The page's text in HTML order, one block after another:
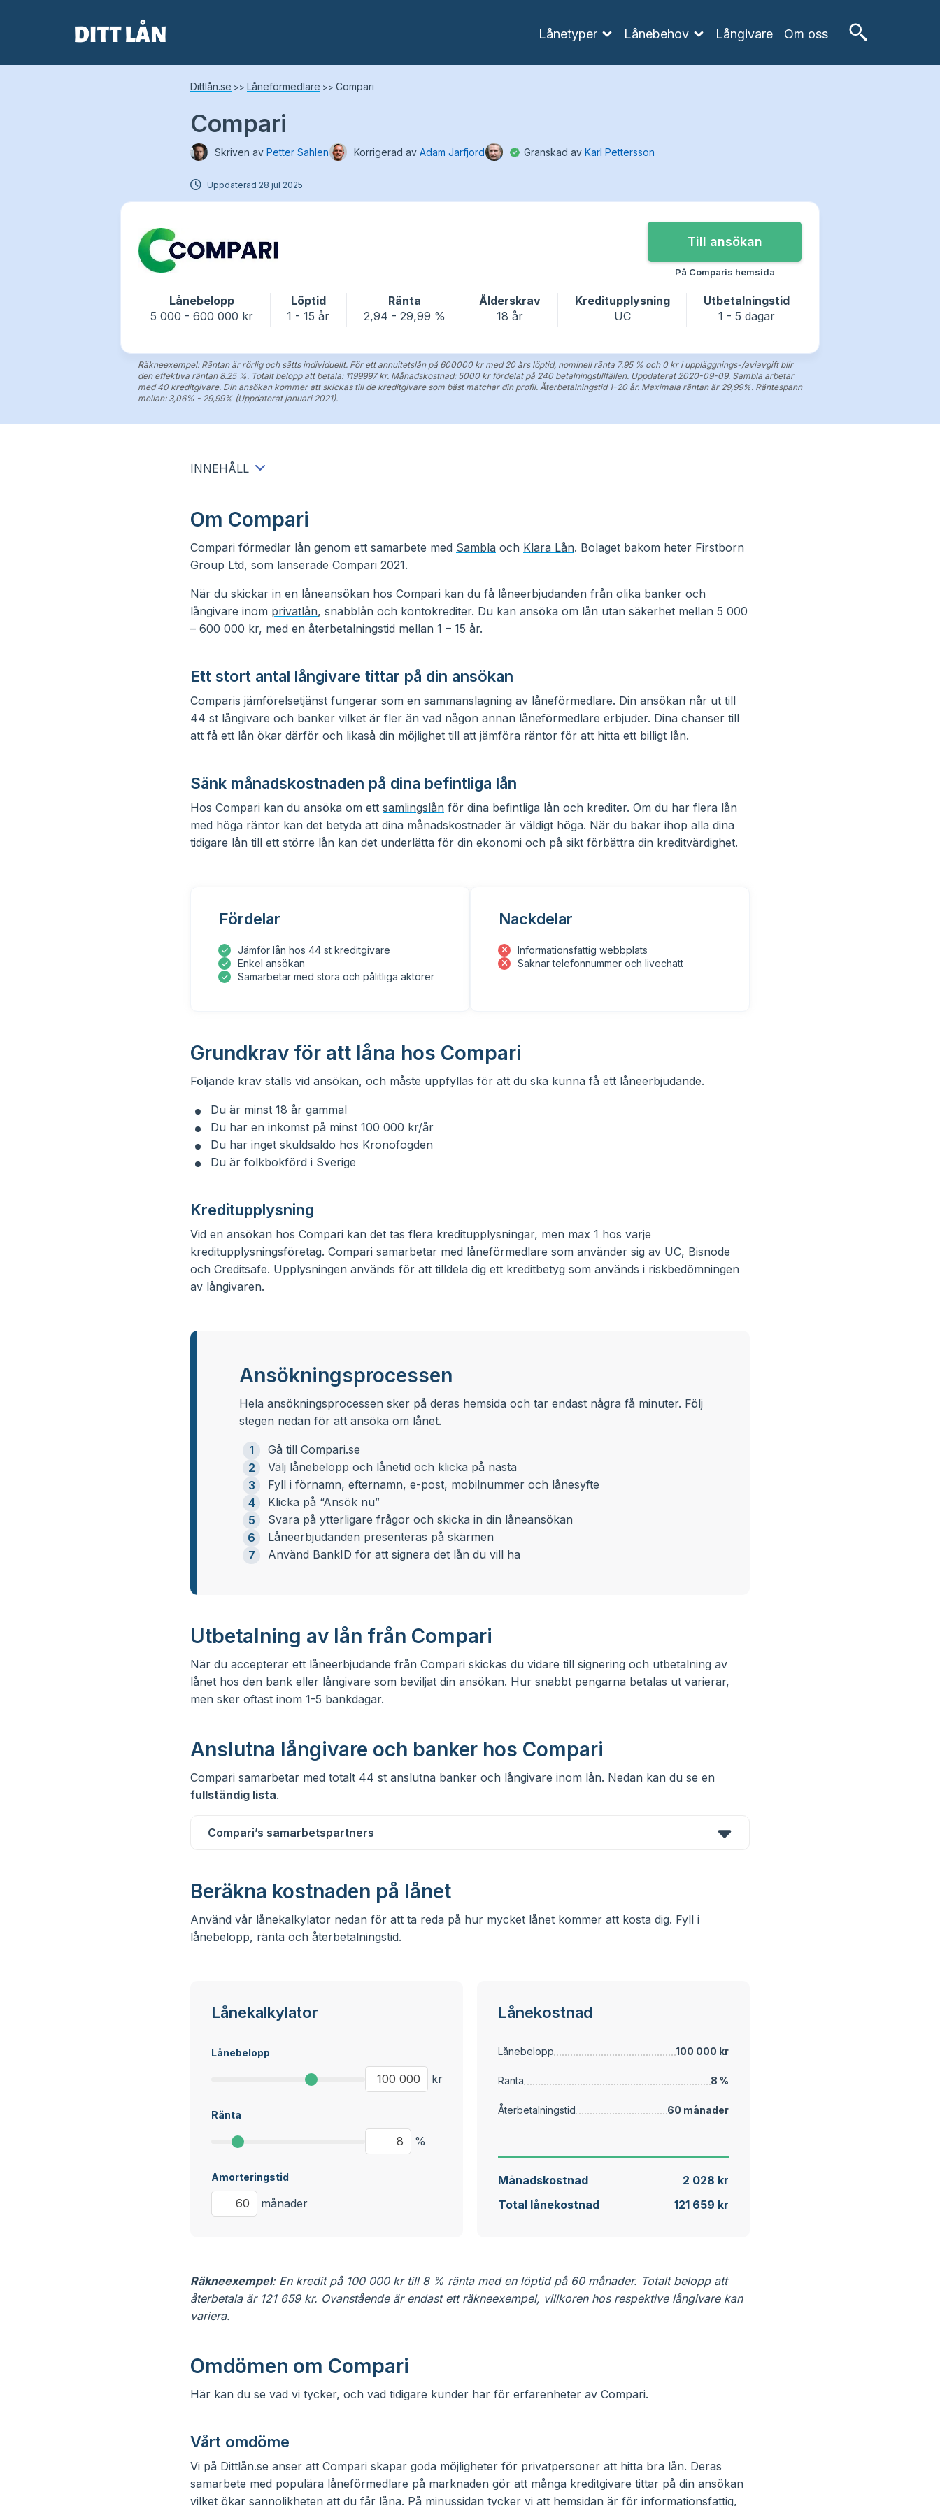
Lånetyper Lånebehov Långivare Om oss
Dittlån.se >> Låneförmedlare >> Compari
Compari
Skriven av Petter Sahlen Korrigerad av Adam Jarfjord Granskad av Karl Pettersson
Uppdaterad 28 jul 2025
På Comparis hemsida
Lånebelopp
5 000 - 600 000 kr
Löptid
1 - 15 år
Ränta
2,94 - 29,99 %
Ålderskrav
18 år
Kreditupplysning
UC
Utbetalningstid
1 - 5 dagar
Räkneexempel: Räntan är rörlig och sätts individuellt. För ett annuitetslån på 600000 kr med 20 års löptid, nominell ränta 7.95 % och 0 kr i uppläggnings-/aviavgift blir
den effektiva räntan 8.25 %. Totalt belopp att betala: 1199997 kr. Månadskostnad: 5000 kr fördelat på 240 betalningstillfällen. Uppdaterat 2020-09-09. Sambla arbetar
med 40 kreditgivare. Din ansökan kommer att skickas till de kreditgivare som bäst matchar din profil. Återbetalningstid 1-20 år. Maximala räntan är 29,99%. Räntespann
mellan: 3,06% - 29,99% (Uppdaterat januari 2021).
INNEHÅLL
Om Compari
Compari förmedlar lån genom ett samarbete med Sambla och Klara Lån. Bolaget bakom heter Firstborn
Group Ltd, som lanserade Compari 2021.
När du skickar in en låneansökan hos Compari kan du få låneerbjudanden från olika banker och
långivare inom privatlån, snabblån och kontokrediter. Du kan ansöka om lån utan säkerhet mellan 5 000
– 600 000 kr, med en återbetalningstid mellan 1 – 15 år.
Ett stort antal långivare tittar på din ansökan
Comparis jämförelsetjänst fungerar som en sammanslagning av låneförmedlare. Din ansökan når ut till
44 st långivare och banker vilket är fler än vad någon annan låneförmedlare erbjuder. Dina chanser till
att få ett lån ökar därför och likaså din möjlighet till att jämföra räntor för att hitta ett billigt lån.
Sänk månadskostnaden på dina befintliga lån
Hos Compari kan du ansöka om ett samlingslån för dina befintliga lån och krediter. Om du har flera lån
med höga räntor kan det betyda att dina månadskostnader är väldigt höga. När du bakar ihop alla dina
tidigare lån till ett större lån kan det underlätta för din ekonomi och på sikt förbättra din kreditvärdighet.
Fördelar
Jämför lån hos 44 st kreditgivare
Enkel ansökan
Samarbetar med stora och pålitliga aktörer
Nackdelar
Informationsfattig webbplats
Saknar telefonnummer och livechatt
Grundkrav för att låna hos Compari
Följande krav ställs vid ansökan, och måste uppfyllas för att du ska kunna få ett låneerbjudande.
Du är minst 18 år gammal
Du har en inkomst på minst 100 000 kr/år
Du har inget skuldsaldo hos Kronofogden
Du är folkbokförd i Sverige
Kreditupplysning
Vid en ansökan hos Compari kan det tas flera kreditupplysningar, men max 1 hos varje
kreditupplysningsföretag. Compari samarbetar med låneförmedlare som använder sig av UC, Bisnode
och Creditsafe. Upplysningen används för att tilldela dig ett kreditbetyg som används i riskbedömningen
av långivaren.
Ansökningsprocessen
Hela ansökningsprocessen sker på deras hemsida och tar endast några få minuter. Följ
stegen nedan för att ansöka om lånet.
Gå till Compari.se
Välj lånebelopp och lånetid och klicka på nästa
Fyll i förnamn, efternamn, e-post, mobilnummer och lånesyfte
Klicka på “Ansök nu”
Svara på ytterligare frågor och skicka in din låneansökan
Låneerbjudanden presenteras på skärmen
Använd BankID för att signera det lån du vill ha
Utbetalning av lån från Compari
När du accepterar ett låneerbjudande från Compari skickas du vidare till signering och utbetalning av
lånet hos den bank eller långivare som beviljat din ansökan. Hur snabbt pengarna betalas ut varierar,
men sker oftast inom 1-5 bankdagar.
Anslutna långivare och banker hos Compari
Compari samarbetar med totalt 44 st anslutna banker och långivare inom lån. Nedan kan du se en
fullständig lista.
Compari’s samarbetspartners
Beräkna kostnaden på lånet
Använd vår lånekalkylator nedan för att ta reda på hur mycket lånet kommer att kosta dig. Fyll i
lånebelopp, ränta och återbetalningstid.
Lånekalkylator
Lånebelopp
kr
Ränta
%
Amorteringstid
månader
Lånekostnad
Lånebelopp 100 000 kr
Ränta 8 %
Återbetalningstid 60 månader
Månadskostnad
2 028 kr
Total lånekostnad
121 659 kr
Räkneexempel: En kredit på 100 000 kr till 8 % ränta med en löptid på 60 månader. Totalt belopp att
återbetala är 121 659 kr. Ovanstående är endast ett räkneexempel, villkoren hos respektive långivare kan
variera.
Omdömen om Compari
Här kan du se vad vi tycker, och vad tidigare kunder har för erfarenheter av Compari.
Vårt omdöme
Vi på Dittlån.se anser att Compari skapar goda möjligheter för privatpersoner att hitta bra lån. Deras
samarbete med populära låneförmedlare på marknaden gör att många kreditgivare tittar på din ansökan
vilket ökar sannolikheten att du får låna. På minussidan tycker vi att hemsidan är för informationsfattig,